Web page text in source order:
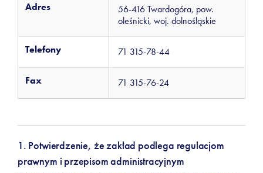
Adres
56-416 Twardogóra, pow.
oleśnicki, woj. dolnośląskie
Telefony 71 315-78-44
Fax 71 315-76-24
1. Potwierdzenie, że zakład podlega regulacjom
prawnym i przepisom administracyjnym